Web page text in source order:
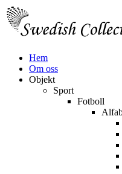
Hem
Om oss
Objekt
Sport
Fotboll